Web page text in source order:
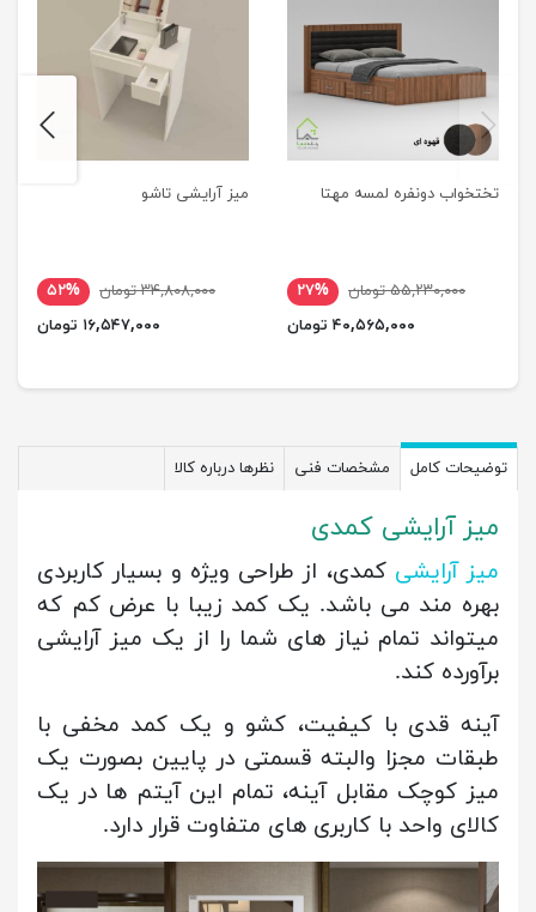
تختخواب دونفره لمسه مهتا
۵۵,۲۳۰,۰۰۰ تومان
۲۷%
۴۰,۵۶۵,۰۰۰ تومان
میز آرایشی تاشو
۳۴,۸۰۸,۰۰۰ تومان
۵۲%
۱۶,۵۴۷,۰۰۰ تومان
previus
توضیحات کامل مشخصات فنی نظرها درباره کالا
میز آرایشی کمدی
میز آرایشی کمدی، از طراحی ویژه و بسیار کاربردی
بهره مند می باشد. یک کمد زیبا با عرض کم که
میتواند تمام نیاز های شما را از یک میز آرایشی
برآورده کند.
آینه قدی با کیفیت، کشو و یک کمد مخفی با
طبقات مجزا والبته قسمتی در پایین بصورت یک
میز کوچک مقابل آینه، تمام این آیتم ها در یک
کالای واحد با کاربری های متفاوت قرار دارد.